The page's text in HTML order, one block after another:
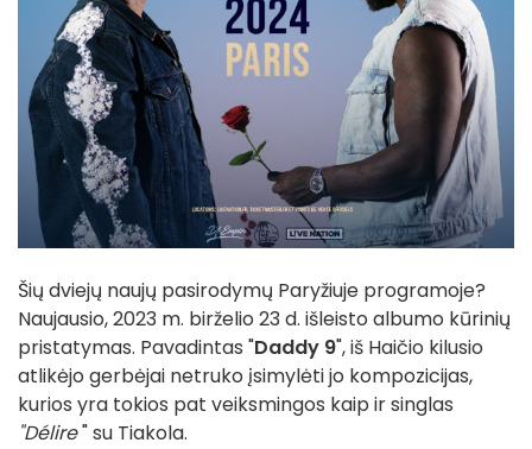
Šių dviejų naujų pasirodymų Paryžiuje programoje?
Naujausio, 2023 m. birželio 23 d. išleisto albumo kūrinių
pristatymas. Pavadintas "Daddy 9", iš Haičio kilusio
atlikėjo gerbėjai netruko įsimylėti jo kompozicijas,
kurios yra tokios pat veiksmingos kaip ir singlas
"Délire" su Tiakola.